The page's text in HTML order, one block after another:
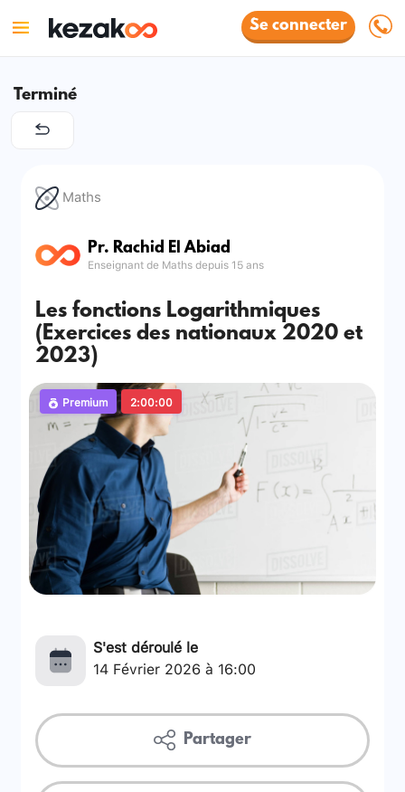
Se connecter
Terminé
Maths
Pr. Rachid El Abiad
Enseignant de Maths depuis 15 ans
Les fonctions Logarithmiques
(Exercices des nationaux 2020 et
2023)
Premium 2:00:00
S'est déroulé le
14 Février 2026 à 16:00
Partager